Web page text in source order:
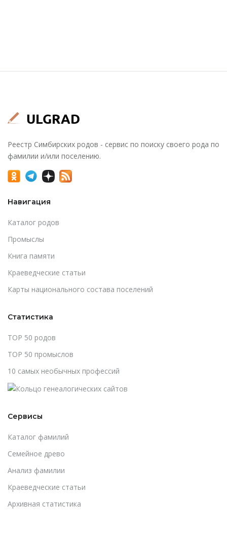
Реестр Симбирских родов - сервис по поиску своего рода по
фамилии и/или поселению.
Навигация
Каталог родов
Промыслы
Книга памяти
Краеведческие статьи
Карты национального состава поселений
Статистика
TOP 50 родов
TOP 50 промыслов
10 самых необычных профессий
Сервисы
Каталог фамилий
Cемейное древо
Анализ фамилии
Краеведческие статьи
Архивная статистика